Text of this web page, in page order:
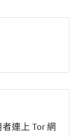
連上 Tor 網